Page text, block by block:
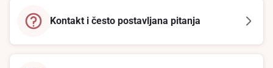
Kontakt i često postavljana pitanja